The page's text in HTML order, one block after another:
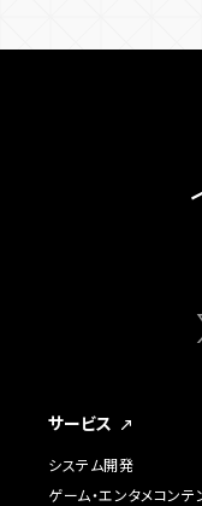
サービス
システム開発
ゲーム・エンタメコン